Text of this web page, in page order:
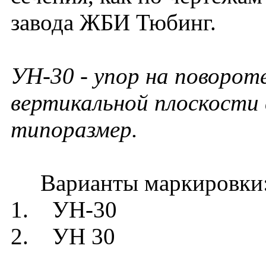
завода ЖБИ Тюбинг.
УН-30 - упор на
вертикальной
типоразмер.
Варианты
1. УН-30
2. УН 30